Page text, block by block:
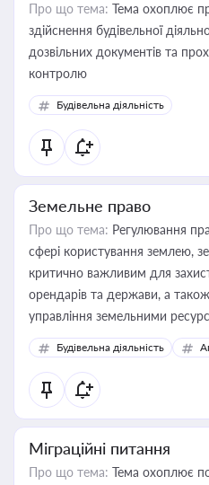
Про що тема: Тема охоплює
здійснення будівельної
дозвільних документів та
контролю
Будівельна діяльність
Земельне право
Про що тема: Регулювання
сфері користування землею,
критично важливим для
орендарів та держави, а
управління земельними
Будівельна діяльність
Міграційні питання
Про що тема: Тема охоплює